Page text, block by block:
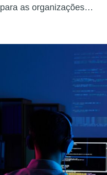
para as organizações…